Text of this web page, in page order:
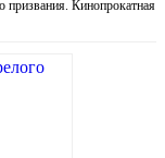
призвания. Кинопрокатная